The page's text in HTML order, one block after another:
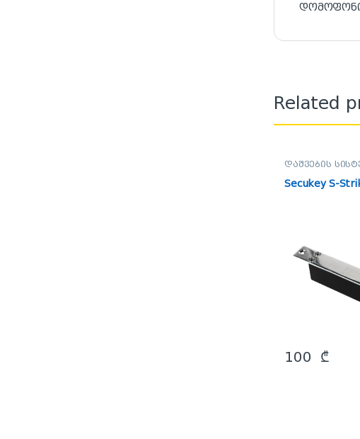
Related
დაშვების
Secukey S-
100 ₾